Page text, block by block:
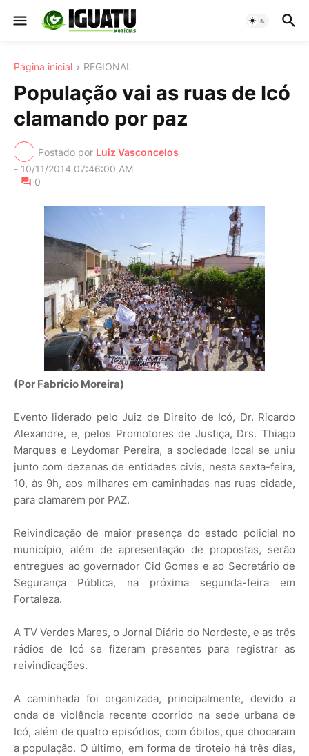
Página inicial REGIONAL
População vai as ruas de Icó
clamando por paz
Postado por Luiz Vasconcelos
- 10/11/2014 07:46:00 AM
0
(Por Fabrício Moreira)
Evento liderado pelo Juiz de Direito de Icó, Dr. Ricardo
Alexandre, e, pelos Promotores de Justiça, Drs. Thiago
Marques e Leydomar Pereira, a sociedade local se uniu
junto com dezenas de entidades civis, nesta sexta-feira,
10, às 9h, aos milhares em caminhadas nas ruas cidade,
para clamarem por PAZ.
Reivindicação de maior presença do estado policial no
município, além de apresentação de propostas, serão
entregues ao governador Cid Gomes e ao Secretário de
Segurança Pública, na próxima segunda-feira em
Fortaleza.
A TV Verdes Mares, o Jornal Diário do Nordeste, e as três
rádios de Icó se fizeram presentes para registrar as
reivindicações.
A caminhada foi organizada, principalmente, devido a
onda de violência recente ocorrido na sede urbana de
Icó, além de quatro episódios, com óbitos, que chocaram
a população. O último, em forma de tiroteio há três dias,